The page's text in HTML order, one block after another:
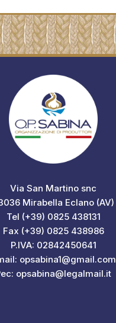
Via San Martino snc
Mirabella Eclano (AV)
Tel (+39) 0825 438131
Fax (+39) 0825 438986
P.IVA: 02842450641
opsabina1@gmail.com
opsabina@legalmail.it